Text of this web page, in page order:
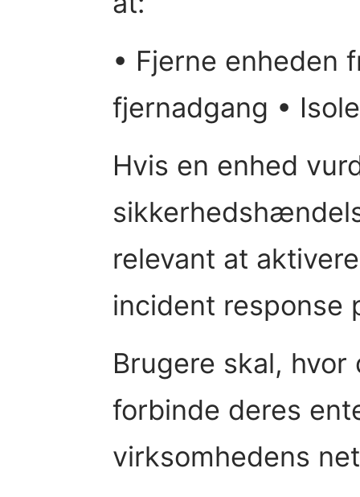
• Fjerne
fjernadgang •
Hvis en enhed
relevant at
incident response
Brugere skal,
forbinde deres
virksomhedens